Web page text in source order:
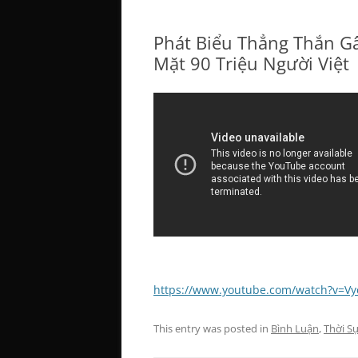
Phát Biểu Thẳng Thắn
Mặt 90 Triệu Người Việt
https://www.youtube.com/
This entry was posted in Bình Luận,Thời